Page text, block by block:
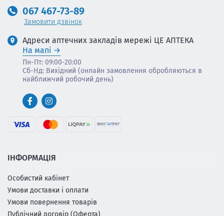
ІНФОРМАЦІЯ
Особистий кабінет
Умови доставки і оплати
Умови повернення товарів
Публічний договір (Оферта)
067 467-73-89
Замовити дзвінок
Адреси аптечних закладів мережі ЦЕ АПТЕКА
На мапі
Пн-Пт: 09:00-20:00
Сб-Нд: Вихідний (онлайн замовлення обробляються в
найближчий робочий день)